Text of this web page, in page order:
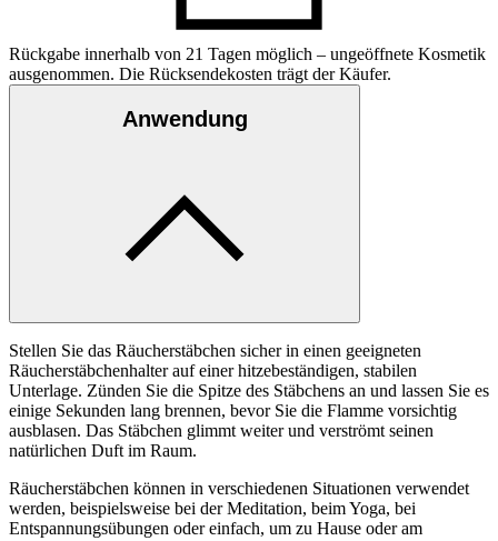
Rückgabe innerhalb von 21 Tagen möglich – ungeöffnete Kosmetik
ausgenommen. Die Rücksendekosten trägt der Käufer.
Anwendung
Stellen Sie das Räucherstäbchen sicher in einen geeigneten
Räucherstäbchenhalter auf einer hitzebeständigen, stabilen
Unterlage. Zünden Sie die Spitze des Stäbchens an und lassen Sie es
einige Sekunden lang brennen, bevor Sie die Flamme vorsichtig
ausblasen. Das Stäbchen glimmt weiter und verströmt seinen
natürlichen Duft im Raum.
Räucherstäbchen können in verschiedenen Situationen verwendet
werden, beispielsweise bei der Meditation, beim Yoga, bei
Entspannungsübungen oder einfach, um zu Hause oder am